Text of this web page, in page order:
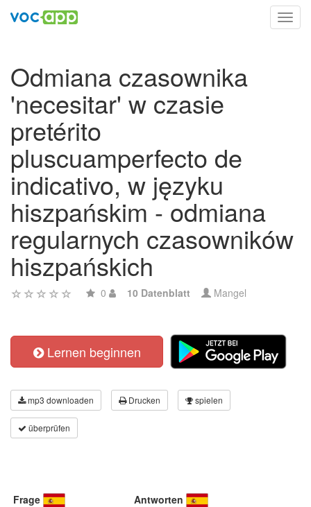
Odmiana czasownika
'necesitar' w czasie
pretérito
pluscuamperfecto de
indicativo, w języku
hiszpańskim - odmiana
regularnych czasowników
hiszpańskich
0 10 Datenblatt Mangel
Lernen beginnen
mp3 downloaden Drucken spielen
überprüfen
Frage Antworten